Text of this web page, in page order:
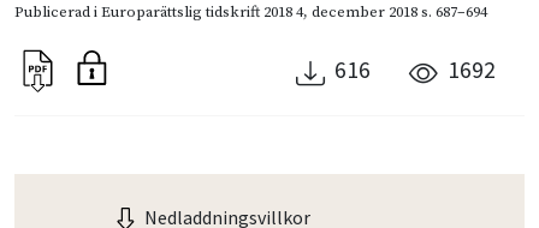
Publicerad iEuroparättslig tidskrift 2018 4, december 2018s. 687–694
616 1692
Nedladdningsvillkor